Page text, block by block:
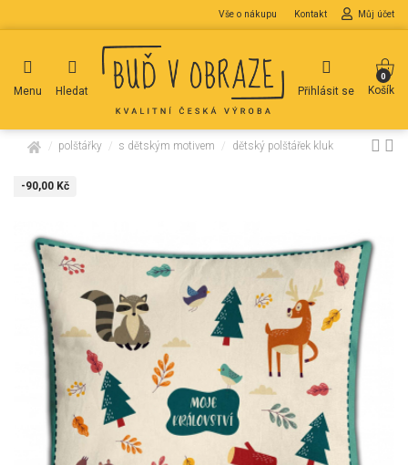
Vše o nákupu Kontakt Můj účet
Menu Hledat Přihlásit se
0
Košík
domů polštářky s dětským motivem dětský polštářek kluk
-90,00 Kč